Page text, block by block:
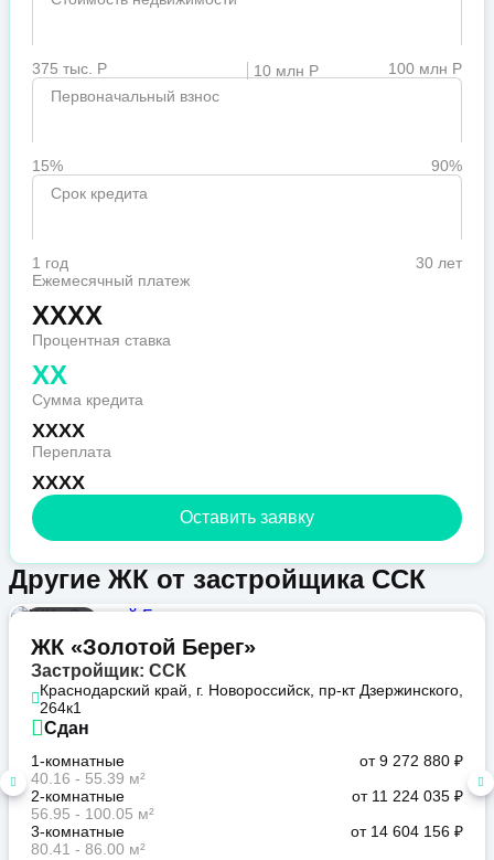
375 тыс. Р 10 млн Р
100 млн Р
Первоначальный взнос
15%
90%
Срок кредита
1 год
30 лет
Ежемесячный платеж
XXXX
Процентная ставка
XX
Сумма кредита
XXXX
Переплата
XXXX
Оставить заявку
Другие ЖК от застройщика ССК
ЖК «Золотой Берег»
Застройщик: ССК
Краснодарский край, г. Новороссийск, пр-кт Дзержинского,
264к1
Сдан
1-комнатные
40.16 - 55.39 м²
от 9 272 880 ₽
2-комнатные
56.95 - 100.05 м²
от 11 224 035 ₽
3-комнатные
80.41 - 86.00 м²
от 14 604 156 ₽